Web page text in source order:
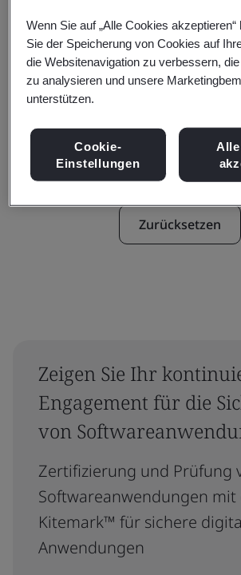
Zertifizierung für sich
Filtern nach:
Zurücksetzen
Zeigen Sie Ihr
Engagement für die
von
Zertifizierung und Prüfung
Softwareanwendungen mit
Kitemark™ für sichere
Anwendungen
Wenn Sie auf „Alle Cookies
Sie der Speicherung von Cookies auf
die Websitenavigation zu verbessern,
zu analysieren und unsere
unterstützen.
Cookie-
Einstellungen